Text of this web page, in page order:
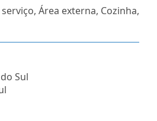
Área externa, Cozinha,
Sul